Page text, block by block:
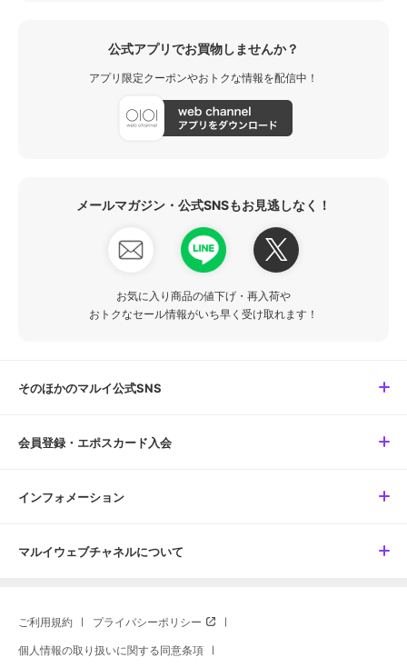
公式アプリでお買物しませんか？
アプリ限定クーポンやおトクな情報を配信中！
メールマガジン・公式SNSもお見逃しなく！
お気に入り商品の値下げ・再入荷や
おトクなセール情報がいち早く受け取れます！
そのほかのマルイ公式SNS
会員登録・エポスカード入会
インフォメーション
マルイウェブチャネルについて
ご利用規約 プライバシーポリシー
個人情報の取り扱いに関する同意条項